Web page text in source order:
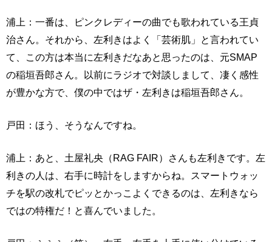
浦上：一番は、ピンクレディーの曲でも歌われている王貞
治さん。それから、左利きはよく「芸術肌」と言われてい
て、この方は本当に左利きだなあと思ったのは、元SMAP
の稲垣吾郎さん。以前にラジオで対談しまして、凄く感性
が豊かな方で、僕の中ではザ・左利きは稲垣吾郎さん。
戸田：ほう、そうなんですね。
浦上：あと、土屋礼央（RAG FAIR）さんも左利きです。左
利きの人は、右手に時計をしますからね。スマートウォッ
チを駅の改札でピッとかっこよくできるのは、左利きなら
ではの特権だ！と喜んでいました。